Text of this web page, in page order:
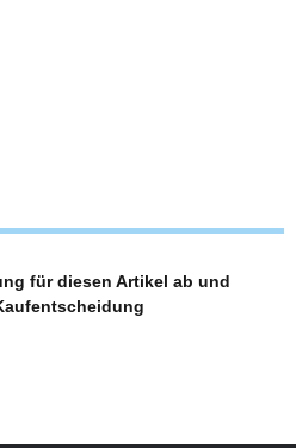
für diesen Artikel ab und